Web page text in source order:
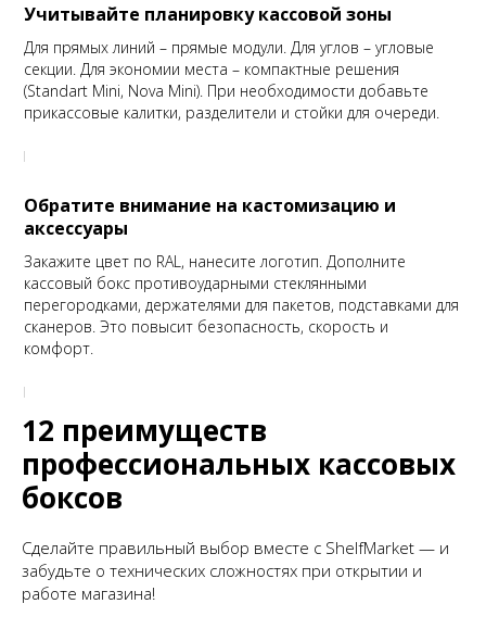
Учитывайте планировку кассовой зоны
Для прямых линий – прямые модули. Для углов – угловые
секции. Для экономии места – компактные решения
(Standart Mini, Nova Mini). При необходимости добавьте
прикассовые калитки, разделители и стойки для очереди.
Обратите внимание на кастомизацию и
аксессуары
Закажите цвет по RAL, нанесите логотип. Дополните
кассовый бокс противоударными стеклянными
перегородками, держателями для пакетов, подставками для
сканеров. Это повысит безопасность, скорость и
комфорт.
12 преимуществ
профессиональных кассовых
боксов
Сделайте правильный выбор вместе с ShelfMarket — и
забудьте о технических сложностях при открытии и
работе магазина!